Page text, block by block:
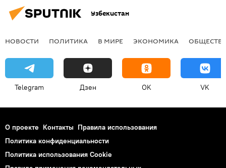
Узбекистан
НОВОСТИ ПОЛИТИКА В МИРЕ ЭКОНОМИКА
Telegram Дзен OK VK
О проекте Контакты Правила использования
Политика конфиденциальности
Политика использования Cookie